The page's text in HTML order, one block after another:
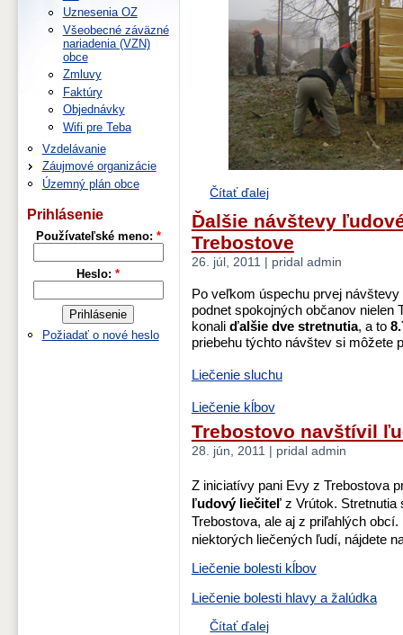
Čítať ďalej
Ďalšie návštevy
Trebostove
26. júl, 2011 | pridal admin
Po veľkom úspechu prvej
podnet spokojných občanov nielen
konali ďalšie dve stretnutia, a to
priebehu týchto návštev si môžete
Liečenie sluchu
Liečenie kĺbov
Trebostovo navštívil
28. jún, 2011 | pridal admin
Z iniciatívy pani Evy z Trebostova
ľudový liečiteľz Vrútok. Stretnutia
Trebostova, ale aj z priľahlých
niektorých liečených ľudí, nájdete
Liečenie bolesti kĺbov
Liečenie bolesti hlavy a žalúdka
Čítať ďalej
Uznesenia OZ
Všeobecné záväzné
nariadenia (VZN)
obce
Zmluvy
Faktúry
Objednávky
Wifi pre Teba
Vzdelávanie
Záujmové organizácie
Územný plán obce
Prihlásenie
Používateľské meno: *
Heslo: *
Požiadať o nové heslo